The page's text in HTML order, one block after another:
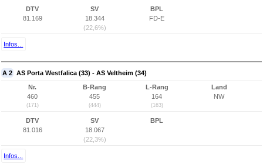
DTV
81.169
SV
18.344
(22,6%)
BPL
FD-E
Infos...
A 2 AS Porta Westfalica (33) - AS Veltheim (34)
Nr.
460
(171)
B-Rang
455
(444)
L-Rang
164
(163)
Land
NW
DTV
81.016
SV
18.067
(22,3%)
BPL
Infos...